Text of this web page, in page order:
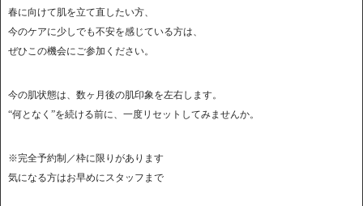
春に向けて肌を立て直したい方、
今のケアに少しでも不安を感じている方は、
ぜひこの機会にご参加ください。
今の肌状態は、数ヶ月後の肌印象を左右します。
“何となく”を続ける前に、一度リセットしてみませんか。
※完全予約制／枠に限りがあります
気になる方はお早めにスタッフまで